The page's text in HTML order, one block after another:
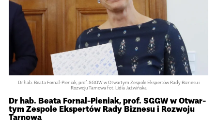
Dr hab. Beata For­nal-Pie­niak, prof. SGGW w Otwar­tym Zespole Eksper­tów Rady Biznesu i
Rozwoju Tar­nowa fot. Lidia Jaź­wiń­ska
Dr hab. Beata For­nal-Pie­niak, prof. SGGW w Otwar­
tym Zespole Eksper­tów Rady Biznesu i Rozwoju
Tar­nowa